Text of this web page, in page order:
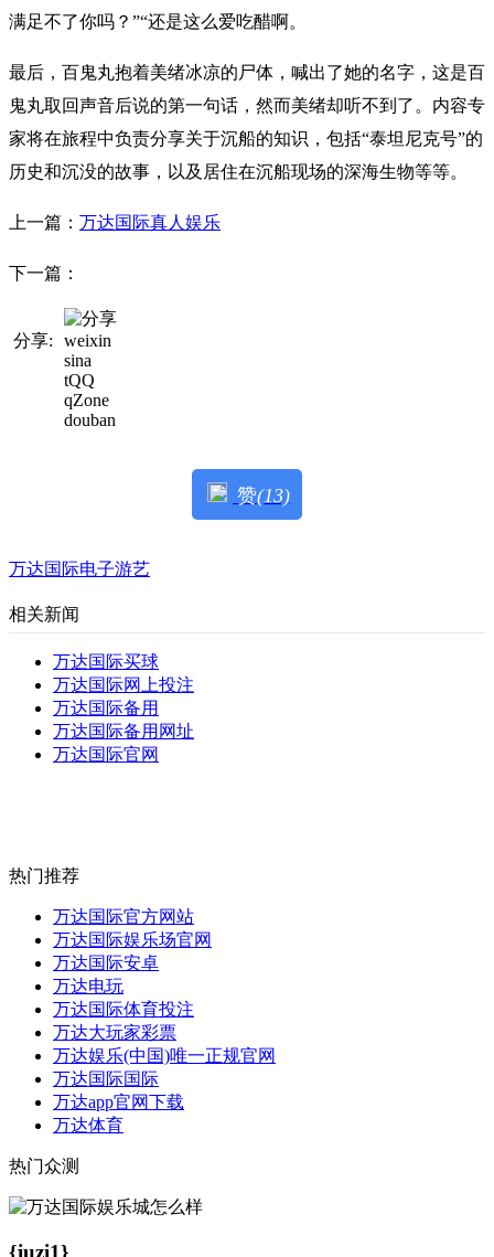
满足不了你吗？”“还是这么爱吃醋啊。
最后，百鬼丸抱着美绪冰凉的尸体，喊出了她的名字，这是百
鬼丸取回声音后说的第一句话，然而美绪却听不到了。内容专
家将在旅程中负责分享关于沉船的知识，包括“泰坦尼克号”的
历史和沉没的故事，以及居住在沉船现场的深海生物等等。
上一篇： 万达国际真人娱乐
下一篇：
分享:
weixin
sina
tQQ
qZone
douban
赞(13)
万达国际电子游艺
相关新闻
万达国际买球
万达国际网上投注
万达国际备用
万达国际备用网址
万达国际官网
热门推荐
万达国际官方网站
万达国际娱乐场官网
万达国际安卓
万达电玩
万达国际体育投注
万达大玩家彩票
万达娱乐(中国)唯一正规官网
万达国际国际
万达app官网下载
万达体育
热门众测
{juzi1}